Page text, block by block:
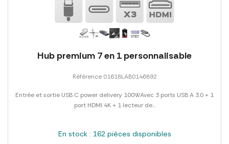
Hub premium 7 en 1 personnalisable
Référence 01618LAB0146892
Entrée et sortie USB C power delivery 100WAvec 3 ports USB A 3.0 + 1
port HDMI 4K + 1 lecteur de...
En stock : 162 pièces disponibles